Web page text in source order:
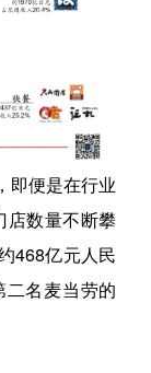
即便是在行业
店数量不断攀
468亿元人民
名麦当劳的